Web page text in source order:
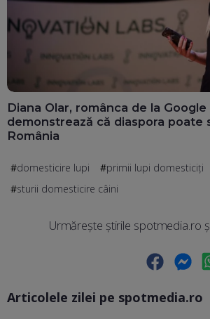
Diana Olar, românca de la Google
demonstrează că diaspora poate
România
domesticire lupi
primii lupi domesticiți
sturii domesticire câini
Urmărește știrile spotmedia.ro
Facebook
Articolele zilei pe spotmedia.ro